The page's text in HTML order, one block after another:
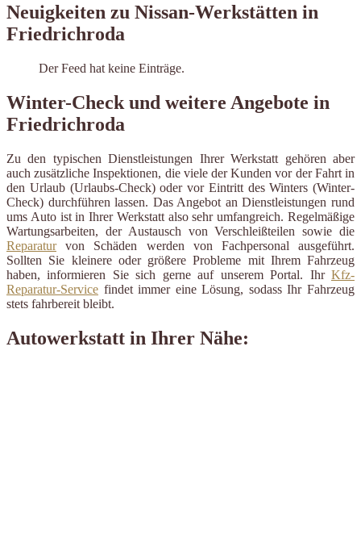
Neuigkeiten zu Nissan-Werkstätten in
Friedrichroda
Der Feed hat keine Einträge.
Winter-Check und weitere Angebote in
Friedrichroda
Zu den typischen Dienstleistungen Ihrer Werkstatt gehören aber
auch zusätzliche Inspektionen, die viele der Kunden vor der Fahrt in
den Urlaub (Urlaubs-Check) oder vor Eintritt des Winters (Winter-
Check) durchführen lassen. Das Angebot an Dienstleistungen rund
ums Auto ist in Ihrer Werkstatt also sehr umfangreich. Regelmäßige
Wartungsarbeiten, der Austausch von Verschleißteilen sowie die
Reparaturvon Schäden werden von Fachpersonal ausgeführt.
Sollten Sie kleinere oder größere Probleme mit Ihrem Fahrzeug
haben, informieren Sie sich gerne auf unserem Portal. Ihr Kfz-
Reparatur-Service findet immer eine Lösung, sodass Ihr Fahrzeug
stets fahrbereit bleibt.
Autowerkstatt in Ihrer Nähe: